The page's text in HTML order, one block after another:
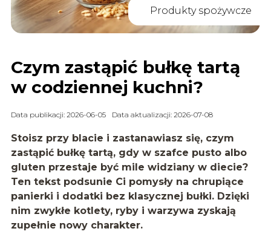
Produkty spożywcze
Czym zastąpić bułkę tartą
w codziennej kuchni?
Data publikacji: 2026-06-05 Data aktualizacji: 2026-07-08
Stoisz przy blacie i zastanawiasz się, czym
zastąpić bułkę tartą, gdy w szafce pusto albo
gluten przestaje być mile widziany w diecie?
Ten tekst podsunie Ci pomysły na chrupiące
panierki i dodatki bez klasycznej bułki. Dzięki
nim zwykłe kotlety, ryby i warzywa zyskają
zupełnie nowy charakter.